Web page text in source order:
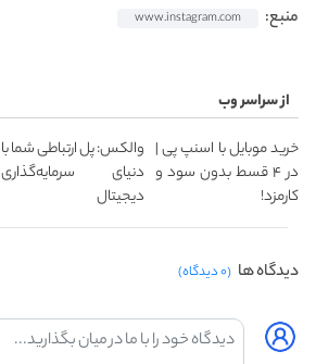
منبع: www.instagram.com
از سراسر وب
خرید موبایل با اسنپ پی |
در ۴ قسط بدون سود و
کارمزد!
والکس: پل ارتباطی شما با
دنیای سرمایه‌گذاری
دیجیتال
دیدگاه ها (۰ دیدگاه)